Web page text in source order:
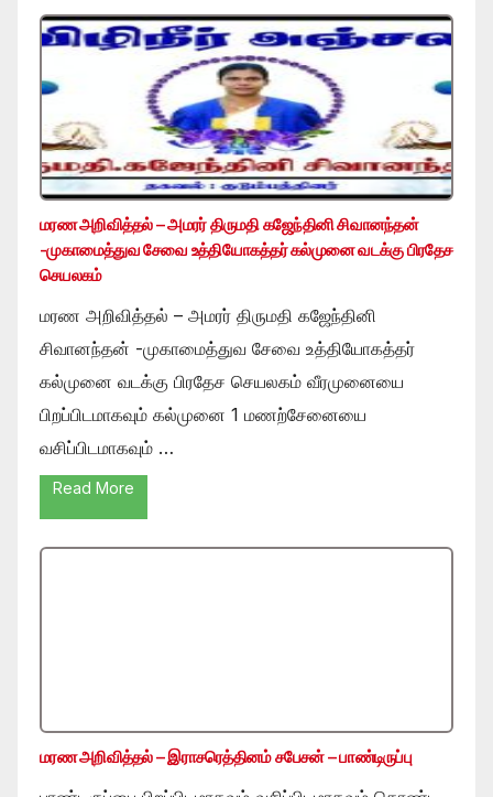
மரண அறிவித்தல் – அமரர் திருமதி கஜேந்தினி சிவானந்தன்
-முகாமைத்துவ சேவை உத்தியோகத்தர் கல்முனை வடக்கு பிரதேச
செயலகம்
மரண அறிவித்தல் – அமரர் திருமதி கஜேந்தினி
சிவானந்தன் -முகாமைத்துவ சேவை உத்தியோகத்தர்
கல்முனை வடக்கு பிரதேச செயலகம் வீரமுனையை
பிறப்பிடமாகவும் கல்முனை 1 மணற்சேனையை
வசிப்பிடமாகவும் …
Read More
மரண அறிவித்தல் – இராசரெத்தினம் சபேசன் – பாண்டிருப்பு